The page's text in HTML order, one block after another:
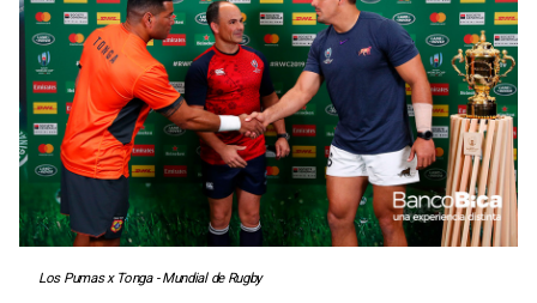
Los Pumas x Tonga - Mundial de Rugby